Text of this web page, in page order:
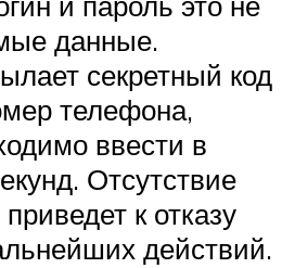
данные.
секретный код
телефона,
ввести в
Отсутствие
к отказу
действий.